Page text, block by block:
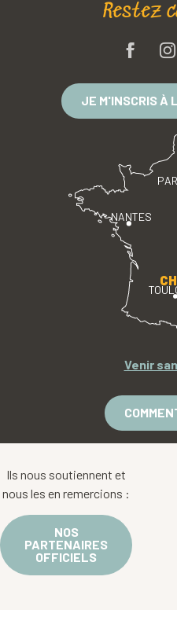
Restez
JE M'INSCRIS À
NANTES
Venir
Ils nous soutiennent et
nous les en remercions :
NOS
PARTENAIRES
OFFICIELS